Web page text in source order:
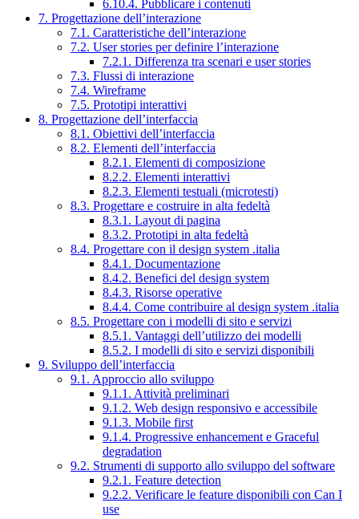
6.10.4. Pubblicare i contenuti
7. Progettazione dell’interazione
7.1. Caratteristiche dell’interazione
7.2. User stories per definire l’interazione
7.2.1. Differenza tra scenari e user stories
7.3. Flussi di interazione
7.4. Wireframe
7.5. Prototipi interattivi
8. Progettazione dell’interfaccia
8.1. Obiettivi dell’interfaccia
8.2. Elementi dell’interfaccia
8.2.1. Elementi di composizione
8.2.2. Elementi interattivi
8.2.3. Elementi testuali (microtesti)
8.3. Progettare e costruire in alta fedeltà
8.3.1. Layout di pagina
8.3.2. Prototipi in alta fedeltà
8.4. Progettare con il design system .italia
8.4.1. Documentazione
8.4.2. Benefici del design system
8.4.3. Risorse operative
8.4.4. Come contribuire al design system .italia
8.5. Progettare con i modelli di sito e servizi
8.5.1. Vantaggi dell’utilizzo dei modelli
8.5.2. I modelli di sito e servizi disponibili
9. Sviluppo dell’interfaccia
9.1. Approccio allo sviluppo
9.1.1. Attività preliminari
9.1.2. Web design responsivo e accessibile
9.1.3. Mobile first
9.1.4. Progressive enhancement e Graceful
degradation
9.2. Strumenti di supporto allo sviluppo del software
9.2.1. Feature detection
9.2.2. Verificare le feature disponibili con Can I
use